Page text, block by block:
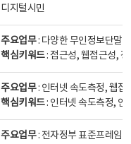
디지털시민
주요업무: 다양한 무인정보단말
핵심키워드: 접근성, 웹접근성,
주요업무: 인터넷 속도측정, 웹접
핵심키워드: 인터넷 속도측정, 인
주요업무: 전자정부 표준프레임